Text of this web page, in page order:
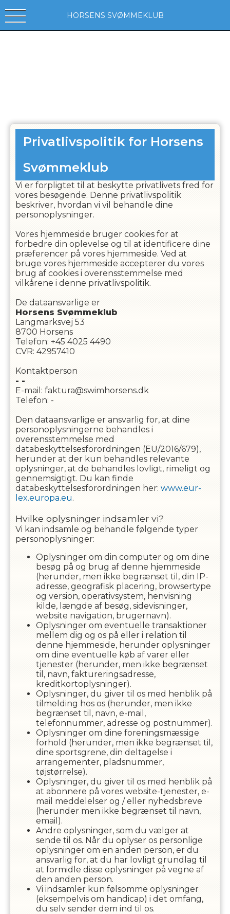
HORSENS SVØMMEKLUB
Privatlivspolitik for Horsens
Svømmeklub
Vi er forpligtet til at beskytte privatlivets fred for
vores besøgende. Denne privatlivspolitik
beskriver, hvordan vi vil behandle dine
personoplysninger.
Vores hjemmeside bruger cookies for at
forbedre din oplevelse og til at identificere dine
præferencer på vores hjemmeside. Ved at
bruge vores hjemmeside accepterer du vores
brug af cookies i overensstemmelse med
vilkårene i denne privatlivspolitik.
De dataansvarlige er
Horsens Svømmeklub
Langmarksvej 53
8700 Horsens
Telefon: +45 4025 4490
CVR: 42957410
Kontaktperson
- -
E-mail : faktura@swimhorsens.dk
Telefon: -
Den dataansvarlige er ansvarlig for, at dine
personoplysningerne behandles i
overensstemmelse med
databeskyttelsesforordningen (EU/2016/679),
herunder at der kun behandles relevante
oplysninger, at de behandles lovligt, rimeligt og
gennemsigtigt. Du kan finde
databeskyttelsesforordningen her: www.eur-
lex.europa.eu.
Hvilke oplysninger indsamler vi?
Vi kan indsamle og behandle følgende typer
personoplysninger:
Oplysninger om din computer og om dine
besøg på og brug af denne hjemmeside
(herunder, men ikke begrænset til, din IP-
adresse, geografisk placering, browsertype
og version, operativsystem, henvisning
kilde, længde af besøg, sidevisninger,
website navigation, brugernavn).
Oplysninger om eventuelle transaktioner
mellem dig og os på eller i relation til
denne hjemmeside, herunder oplysninger
om dine eventuelle køb af varer eller
tjenester (herunder, men ikke begrænset
til, navn, faktureringsadresse,
kreditkortoplysninger).
Oplysninger, du giver til os med henblik på
tilmelding hos os (herunder, men ikke
begrænset til, navn, e-mail,
telefonnummer, adresse og postnummer).
Oplysninger om dine foreningsmæssige
forhold (herunder, men ikke begrænset til,
dine sportsgrene, din deltagelse i
arrangementer, pladsnummer,
tøjstørrelse).
Oplysninger, du giver til os med henblik på
at abonnere på vores website-tjenester, e-
mail meddelelser og / eller nyhedsbreve
(herunder men ikke begrænset til navn,
email).
Andre oplysninger, som du vælger at
sende til os. Når du oplyser os personlige
oplysninger om en anden person, er du
ansvarlig for, at du har lovligt grundlag til
at formidle disse oplysninger på vegne af
den anden person.
Vi indsamler kun følsomme oplysninger
(eksempelvis om handicap) i det omfang,
du selv sender dem ind til os.